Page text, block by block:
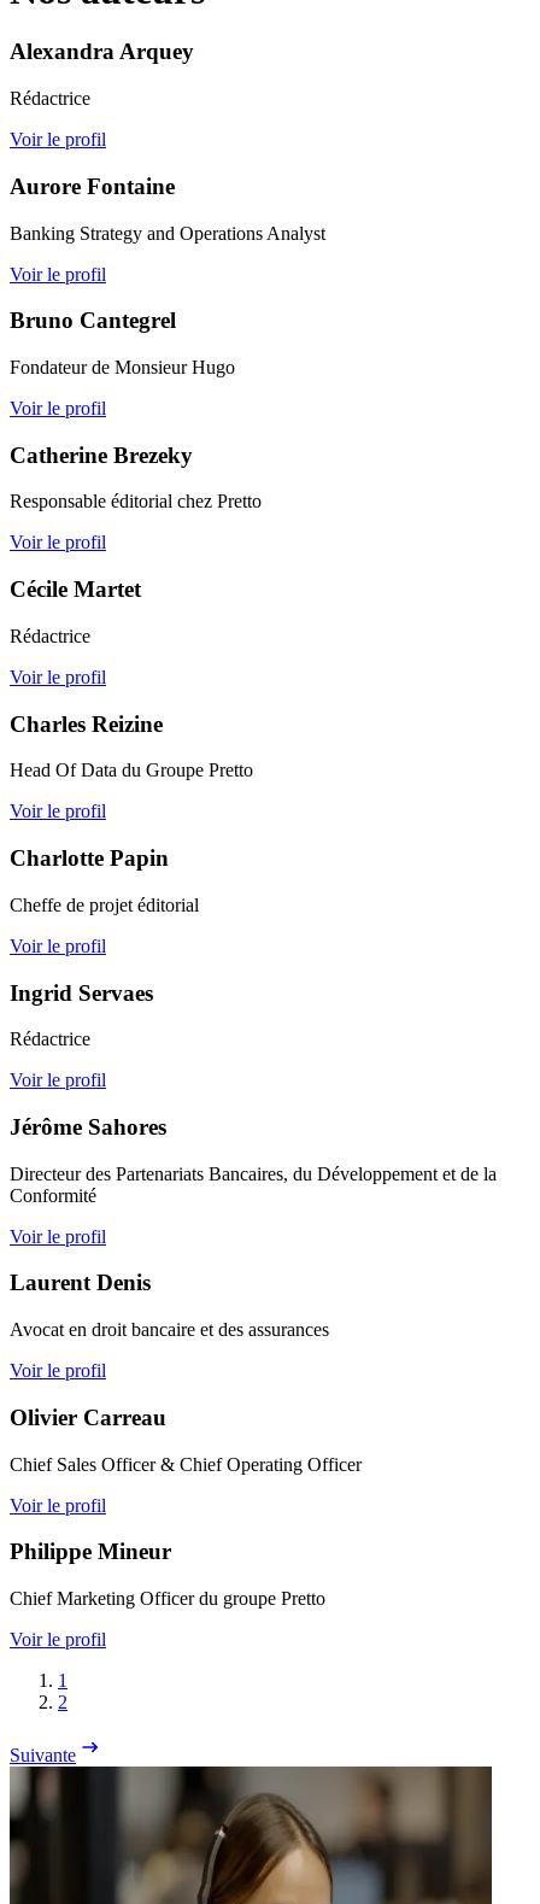
Alexandra Arquey
Rédactrice
Voir le profil
Aurore Fontaine
Banking Strategy and Operations Analyst
Voir le profil
Bruno Cantegrel
Fondateur de Monsieur Hugo
Voir le profil
Catherine Brezeky
Responsable éditorial chez Pretto
Voir le profil
Cécile Martet
Rédactrice
Voir le profil
Charles Reizine
Head Of Data du Groupe Pretto
Voir le profil
Charlotte Papin
Cheffe de projet éditorial
Voir le profil
Ingrid Servaes
Rédactrice
Voir le profil
Jérôme Sahores
Directeur des Partenariats Bancaires, du Développement et de la
Conformité
Voir le profil
Laurent Denis
Avocat en droit bancaire et des assurances
Voir le profil
Olivier Carreau
Chief Sales Officer & Chief Operating Officer
Voir le profil
Philippe Mineur
Chief Marketing Officer du groupe Pretto
Voir le profil
1
2
Suivante